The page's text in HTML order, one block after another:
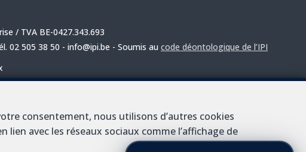
consentement, nous utilisons d’autres cookies
avec les réseaux sociaux comme l’affichage de
/ TVA BE-0427.343.693
02 505 38 50 - info@ipi.be - Soumis au code déontologique de l’IPI
du blanchiment de capitaux et du financement du terrorisme.
Couverture valable pour les activités réalisées en Belgique